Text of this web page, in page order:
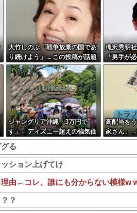
を出してしま...
から年間320万...
大竹しのぶ「戦争放棄の国であ
り続けよう」←この投稿が話題
に
滝沢秀明
「男手が
行きたい」
ジャングリア沖縄「3万円で
す」←ディズニー超えの強気価
格ｗｗｗ
高配当を
家さん」→
務超過
る
ション上げてけ
由←コレ、誰にも分からない模様w
？